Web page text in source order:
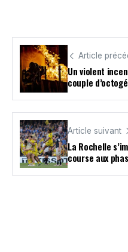
Article
Un violent
couple
Article suivant
La Rochelle
course aux